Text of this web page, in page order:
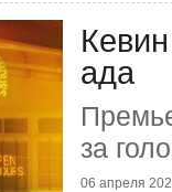
ада
за
06 апреля